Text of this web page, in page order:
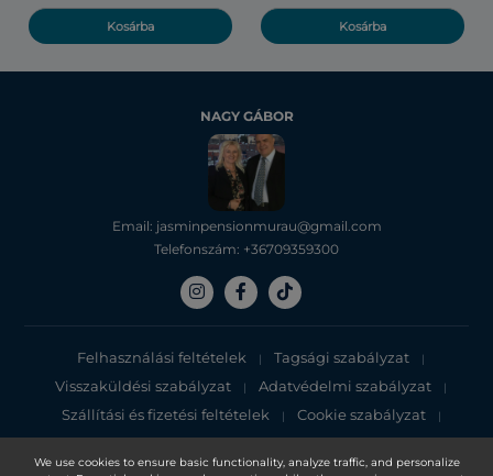
We use cookies to ensure basic functionality, analyze traffic, and personalize
Kosárba Kosárba
NAGY GÁBOR
Email: jasminpensionmurau@gmail.com
Telefonszám: +36709359300
Felhasználási feltételek | Tagsági szabályzat |
Visszaküldési szabályzat | Adatvédelmi szabályzat |
Szállítási és fizetési feltételek | Cookie szabályzat |
Adatvédelmi tájékoztató